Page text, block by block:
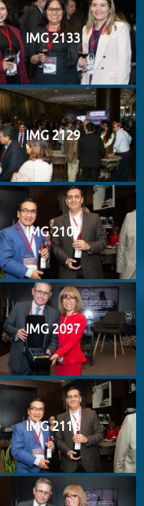
IMG 2133
IMG 2129
IMG 2109
IMG 2097
IMG 2110